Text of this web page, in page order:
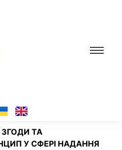
ТА
У СФЕРІ НАДАННЯ